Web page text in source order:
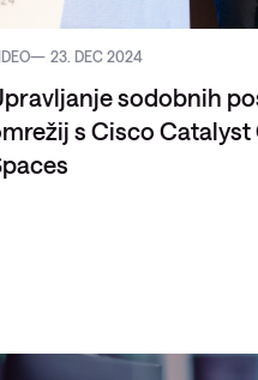
23. DEC 2024
sodobnih
s Cisco